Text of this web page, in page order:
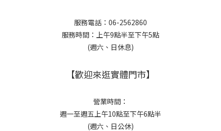
服務電話：06-2562860
服務時間：上午9點半至下午5點
(週六、日休息)
【歡迎來逛實體門市】
營業時間：
週一至週五上午10點至下午6點半
(週六、日公休)